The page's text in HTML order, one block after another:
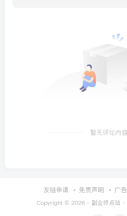
暂无评论内容
友链申请 免责声明 广
Copyright © 2026 · 副业终点站